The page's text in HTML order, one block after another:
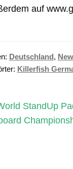
auf
Deutschland,
Killerfish
StandUp